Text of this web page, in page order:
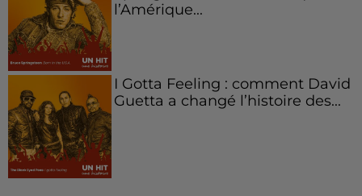
l’Amérique...
I Gotta Feeling : comment David
Guetta a changé l’histoire des...